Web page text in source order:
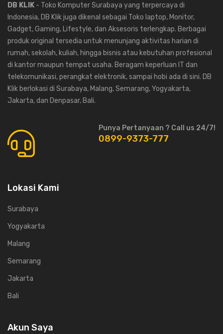
DB KLIK - Toko Komputer Surabaya yang terpercaya di
Indonesia, DB Klik juga dikenal sebagai Toko laptop, Monitor,
Gadget, Gaming, Lifestyle, dan Aksesoris terlengkap. Berbagai
produk original tersedia untuk menunjang aktivitas harian di
rumah, sekolah, kuliah, hingga bisnis atau kebutuhan profesional
di kantor maupun tempat usaha. Beragam keperluan IT dan
telekomunikasi, perangkat elektronik, sampai hobi ada di sini. DB
Klik berlokasi di Surabaya, Malang, Semarang, Yogyakarta,
Jakarta, dan Denpasar, Bali.
Punya Pertanyaan ? Call us 24/7!
0899-9373-777
Lokasi Kami
Surabaya
Yogyakarta
Malang
Semarang
Jakarta
Bali
Akun Saya